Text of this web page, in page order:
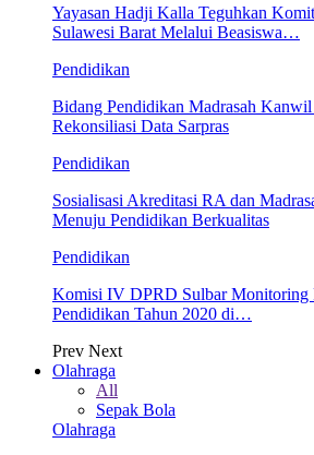
Yayasan Hadji Kalla Teguhkan
Sulawesi Barat Melalui Beasiswa…
Pendidikan
Bidang Pendidikan Madrasah
Rekonsiliasi Data Sarpras
Pendidikan
Sosialisasi Akreditasi RA dan
Menuju Pendidikan Berkualitas
Pendidikan
Komisi IV DPRD Sulbar Monitoring
Pendidikan Tahun 2020 di…
Prev Next
Olahraga
All
Sepak Bola
Olahraga